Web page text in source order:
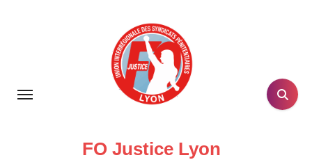
FO Justice Lyon